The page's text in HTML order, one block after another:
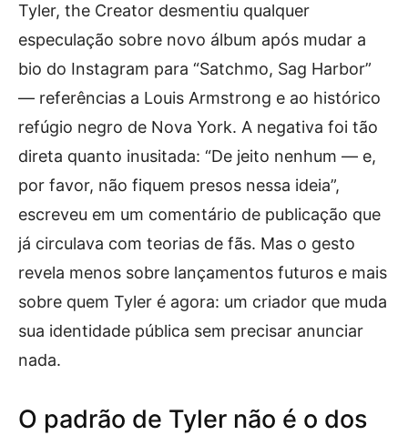
Tyler, the Creator desmentiu qualquer
especulação sobre novo álbum após mudar a
bio do Instagram para “Satchmo, Sag Harbor”
— referências a Louis Armstrong e ao histórico
refúgio negro de Nova York. A negativa foi tão
direta quanto inusitada: “De jeito nenhum — e,
por favor, não fiquem presos nessa ideia”,
escreveu em um comentário de publicação que
já circulava com teorias de fãs. Mas o gesto
revela menos sobre lançamentos futuros e mais
sobre quem Tyler é agora: um criador que muda
sua identidade pública sem precisar anunciar
nada.
O padrão de Tyler não é o dos